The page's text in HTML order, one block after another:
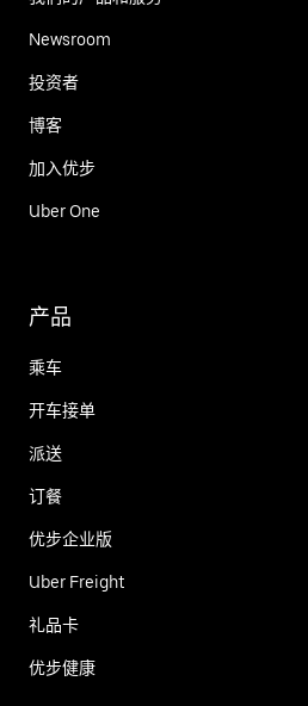
Newsroom
投资者
博客
加入优步
Uber One
产品
乘车
开车接单
派送
订餐
优步企业版
Uber Freight
礼品卡
优步健康